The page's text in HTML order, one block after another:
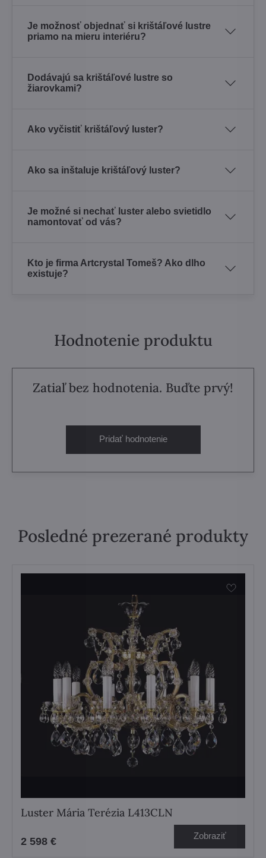
Je možnosť objednať si krištáľové lustre
priamo na mieru interiéru?
Dodávajú sa krištáľové lustre so
žiarovkami?
Ako vyčistiť krištáľový luster?
Ako sa inštaluje krištáľový luster?
Je možné si nechať luster alebo svietidlo
namontovať od vás?
Kto je firma Artcrystal Tomeš? Ako dlho
existuje?
Hodnotenie produktu
Zatiaľ bez hodnotenia. Buďte prvý!
Pridať hodnotenie
Posledné prezerané produkty
Luster Mária Terézia L413CLN
2 598 € Zobraziť